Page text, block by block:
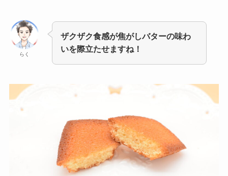
らく
ザクザク食感が焦がしバターの味わ
いを際立たせますね！